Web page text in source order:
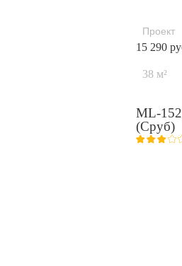
Проект
15 290
38 м²
ML-
(Сруб)